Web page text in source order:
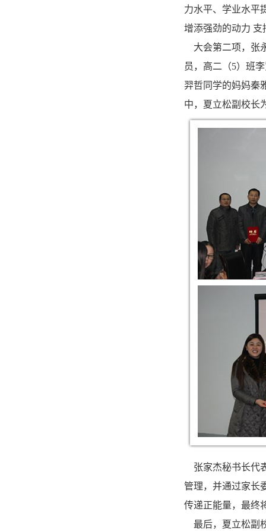
力水平、学业水平
增添强劲的动力 支
大会第二项，张
员，高二（5）班
羿哲同学的妈妈秦
中，夏立松副校长
张家杰秘书长代
管理，并通过家长
传递正能量，最终
最后，夏立松副